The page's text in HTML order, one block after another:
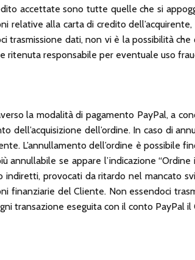
accettate sono tutte quelle che si
relative alla carta di credito
trasmissione dati, non vi è la possibilità
ritenuta responsabile per eventuale uso
la modalità di pagamento PayPal, a
dell’acquisizione dell’ordine. In caso di
L’annullamento dell’ordine è possibile
annullabile se appare l’indicazione
indiretti, provocati da ritardo nel mancato
finanziarie del Cliente. Non essendoci
transazione eseguita con il conto PayPal